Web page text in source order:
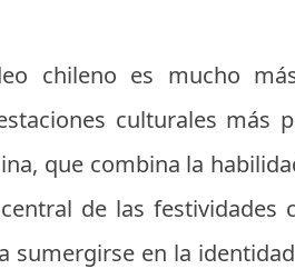
chileno es mucho
culturales más
que combina la
de las festividades
sumergirse en la